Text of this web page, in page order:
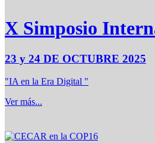
X Simposio
23 y 24 DE OCTUBRE 2025
"IA en la Era Digital "
Ver más...